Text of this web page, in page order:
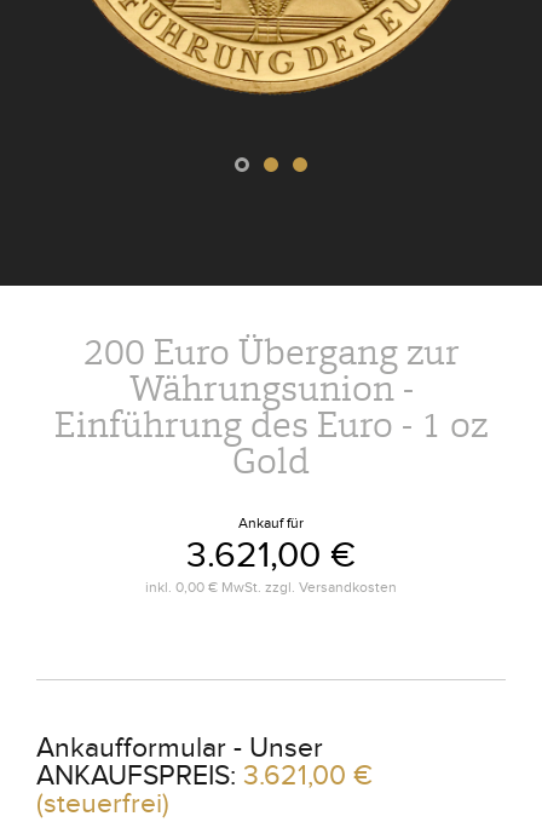
200 Euro Übergang zur
Währungsunion -
Einführung des Euro - 1 oz
Gold
Ankauf für
3.621,00 €
inkl. 0,00 € MwSt. zzgl. Versandkosten
Ankaufformular - Unser
ANKAUFSPREIS: 3.621,00 €
(steuerfrei)